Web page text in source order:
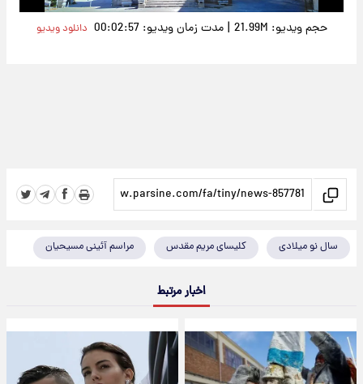
حجم ویدیو: 21.99M |مدت زمان ویدیو: 00:02:57 دانلود ویدیو
سال نو میلادی کلیسای مریم مقدس مراسم آئینی مسیحیان
اخبار مرتبط